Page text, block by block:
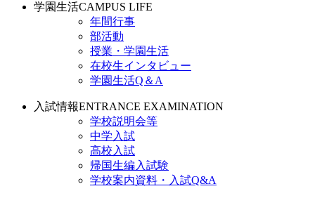
学園生活CAMPUS LIFE
年間行事
部活動
授業・学園生活
在校生インタビュー
学園生活Q＆A
入試情報ENTRANCE EXAMINATION
学校説明会等
中学入試
高校入試
帰国生編入試験
学校案内資料・入試Q&A